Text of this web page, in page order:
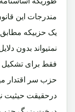
مندرجات این
یک حزبیکه
نمتیواند بدون
فقط برای تشکیل
حزب سر اقتدار
درحقیقت حیثیت